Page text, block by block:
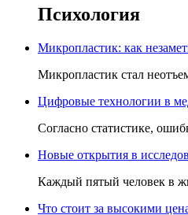
Психология
Микропластик: как
Микропластик стал
Цифровые технологии в
Согласно статистике,
Новые открытия в
Каждый пятый человек в
Что стоит за высокими